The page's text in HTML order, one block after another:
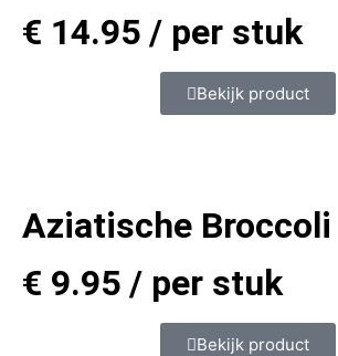
€ 14.95 / per stuk
Bekijk product
Aziatische Broccoli
€ 9.95 / per stuk
Bekijk product